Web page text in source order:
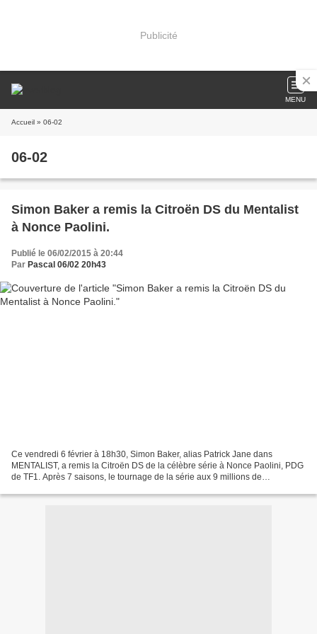
Publicité
MENU
Accueil » 06-02
06-02
Simon Baker a remis la Citroën DS du Mentalist
à Nonce Paolini.
Publié le 06/02/2015 à 20:44
Par Pascal 06/02 20h43
Ce vendredi 6 février à 18h30, Simon Baker, alias Patrick Jane dans
MENTALIST, a remis la Citroën DS de la célèbre série à Nonce Paolini, PDG
de TF1. Après 7 saisons, le tournage de la série aux 9 millions de